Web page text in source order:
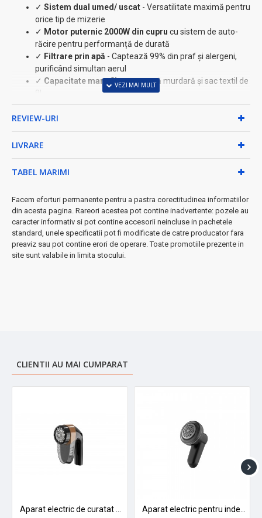
✓ Sistem dual umed/ uscat - Versatilitate maximă pentru
orice tip de mizerie
✓ Motor puternic 2000W din cupru cu sistem de auto-
răcire pentru performanță de durată
✓ Filtrare prin apă - Captează 99% din praf și alergeni,
purificând simultan aerul
✓ Capacitate mare 8Lpentru apă murdară și sac textil de
cablu lung de 5.3m
• Alimentare: 220-240V, compatibil în toată Europa
• Greutate: 6kg - echilibru perfect între stabilitate și
mobilitate
• Indicator recipient plin pentru utilizare optimă
★ Accesorii incluse pentru curățenie completă:
• Perie standard pentru suprafețe mari
REVIEW-URI
LIVRARE
TABEL MARIMI
Facem eforturi permanente pentru a pastra corectitudinea informatiilor
din acesta pagina. Rareori acestea pot contine inadvertente: pozele au
caracter informativ si pot contine accesorii neincluse in pachetele
standard, unele specificatii pot fi modificate de catre producator fara
preaviz sau pot contine erori de operare. Toate promotiile prezente in
site sunt valabile in limita stocului.
CLIENTII AU MAI CUMPARAT